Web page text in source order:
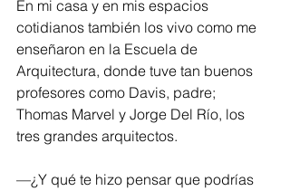
En mi casa y en mis espacios
cotidianos también los vivo como me
enseñaron en la Escuela de
Arquitectura, donde tuve tan buenos
profesores como Davis, padre;
Thomas Marvel y Jorge Del Río, los
tres grandes arquitectos.
—¿Y qué te hizo pensar que podrías